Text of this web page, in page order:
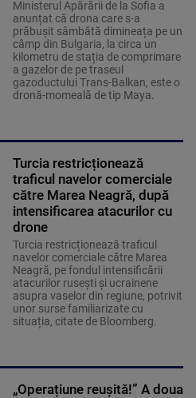
Ministerul Apărării de la Sofia a
anunțat că drona care s-a
prăbușit sâmbătă dimineața pe un
câmp din Bulgaria, la circa un
kilometru de stația de comprimare
a gazelor de pe traseul
gazoductului Trans-Balkan, este o
dronă-momeală de tip Maya.
Turcia restricționează
traficul navelor comerciale
către Marea Neagră, după
intensificarea atacurilor cu
drone
Turcia restricționează traficul
navelor comerciale către Marea
Neagră, pe fondul intensificării
atacurilor rusești și ucrainene
asupra vaselor din regiune, potrivit
unor surse familiarizate cu
situația, citate de Bloomberg.
„Operațiune reușită!” A doua